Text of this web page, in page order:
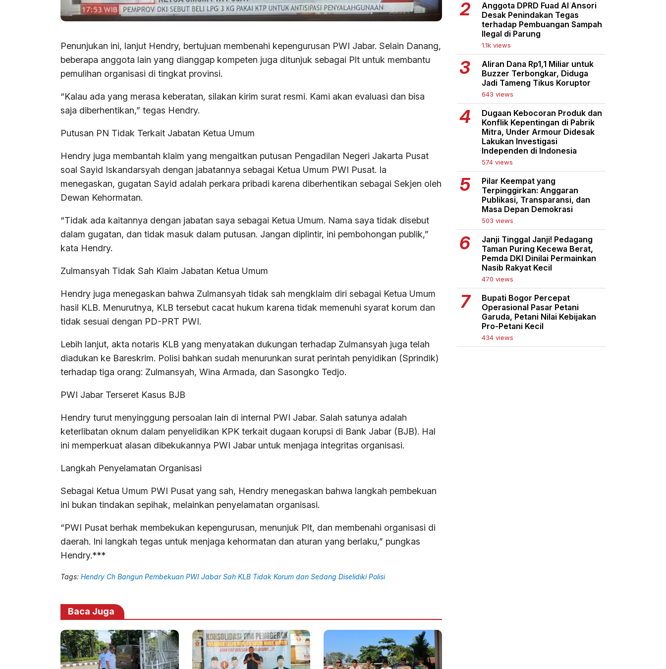
Penunjukan ini, lanjut Hendry, bertujuan membenahi kepengurusan PWI Jabar. Selain Danang,
beberapa anggota lain yang dianggap kompeten juga ditunjuk sebagai Plt untuk membantu
pemulihan organisasi di tingkat provinsi.
“Kalau ada yang merasa keberatan, silakan kirim surat resmi. Kami akan evaluasi dan bisa
saja diberhentikan,” tegas Hendry.
Putusan PN Tidak Terkait Jabatan Ketua Umum
Hendry juga membantah klaim yang mengaitkan putusan Pengadilan Negeri Jakarta Pusat
soal Sayid Iskandarsyah dengan jabatannya sebagai Ketua Umum PWI Pusat. Ia
menegaskan, gugatan Sayid adalah perkara pribadi karena diberhentikan sebagai Sekjen oleh
Dewan Kehormatan.
“Tidak ada kaitannya dengan jabatan saya sebagai Ketua Umum. Nama saya tidak disebut
dalam gugatan, dan tidak masuk dalam putusan. Jangan diplintir, ini pembohongan publik,”
kata Hendry.
Zulmansyah Tidak Sah Klaim Jabatan Ketua Umum
Hendry juga menegaskan bahwa Zulmansyah tidak sah mengklaim diri sebagai Ketua Umum
hasil KLB. Menurutnya, KLB tersebut cacat hukum karena tidak memenuhi syarat korum dan
tidak sesuai dengan PD-PRT PWI.
Lebih lanjut, akta notaris KLB yang menyatakan dukungan terhadap Zulmansyah juga telah
diadukan ke Bareskrim. Polisi bahkan sudah menurunkan surat perintah penyidikan (Sprindik)
terhadap tiga orang: Zulmansyah, Wina Armada, dan Sasongko Tedjo.
PWI Jabar Terseret Kasus BJB
Hendry turut menyinggung persoalan lain di internal PWI Jabar. Salah satunya adalah
keterlibatan oknum dalam penyelidikan KPK terkait dugaan korupsi di Bank Jabar (BJB). Hal
ini memperkuat alasan dibekukannya PWI Jabar untuk menjaga integritas organisasi.
Langkah Penyelamatan Organisasi
Sebagai Ketua Umum PWI Pusat yang sah, Hendry menegaskan bahwa langkah pembekuan
ini bukan tindakan sepihak, melainkan penyelamatan organisasi.
“PWI Pusat berhak membekukan kepengurusan, menunjuk Plt, dan membenahi organisasi di
daerah. Ini langkah tegas untuk menjaga kehormatan dan aturan yang berlaku,” pungkas
Hendry.***
Tags: Hendry Ch Bangun Pembekuan PWI Jabar Sah KLB Tidak Korum dan Sedang Diselidiki Polisi
Baca Juga
Anggota DPRD Fuad Al Ansori
Desak Penindakan Tegas
terhadap Pembuangan Sampah
Ilegal di Parung
1.1k views
Aliran Dana Rp1,1 Miliar untuk
Buzzer Terbongkar, Diduga
Jadi Tameng Tikus Koruptor
643 views
Dugaan Kebocoran Produk dan
Konflik Kepentingan di Pabrik
Mitra, Under Armour Didesak
Lakukan Investigasi
Independen di Indonesia
574 views
Pilar Keempat yang
Terpinggirkan: Anggaran
Publikasi, Transparansi, dan
Masa Depan Demokrasi
503 views
Janji Tinggal Janji! Pedagang
Taman Puring Kecewa Berat,
Pemda DKI Dinilai Permainkan
Nasib Rakyat Kecil
470 views
Bupati Bogor Percepat
Operasional Pasar Petani
Garuda, Petani Nilai Kebijakan
Pro-Petani Kecil
434 views